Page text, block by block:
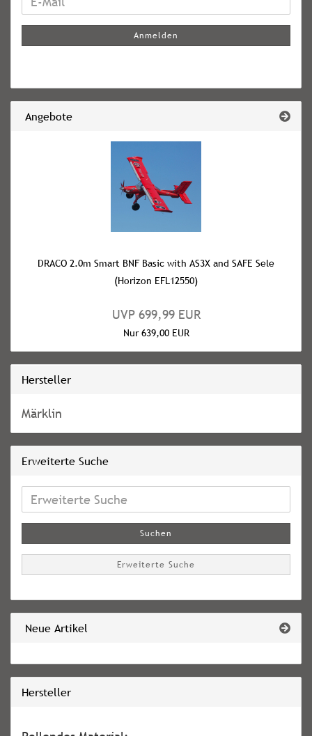
ZUR
ANMELDUNG
Anmelden
Angebote
DRACO 2.0m Smart BNF Basic with AS3X and SAFE Sele
(Horizon EFL12550)
UVP 699,99 EUR
Nur 639,00 EUR
Hersteller
Märklin
Erweiterte Suche
Erweiterte
Suche
Suchen
Erweiterte Suche
Neue Artikel
Hersteller